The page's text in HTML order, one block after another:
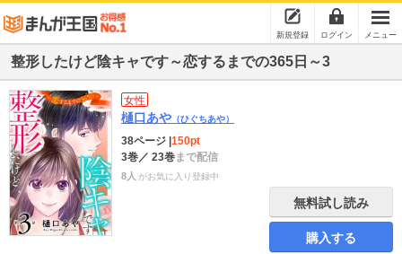
新規登録 ログイン メニュー
整形したけど陰キャです～恋するまでの365日～3
女性
樋口あや （ひぐちあや）
38ページ 150pt
3巻／ 23巻まで配信
8人 がお気に入り登録中
無料試し読み
購入する